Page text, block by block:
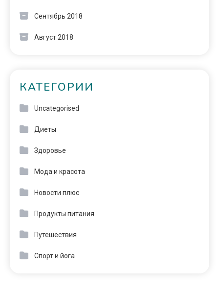
Сентябрь 2018
Август 2018
КАТЕГОРИИ
Uncategorised
Диеты
Здоровье
Мода и красота
Новости плюс
Продукты питания
Путешествия
Спорт и йога